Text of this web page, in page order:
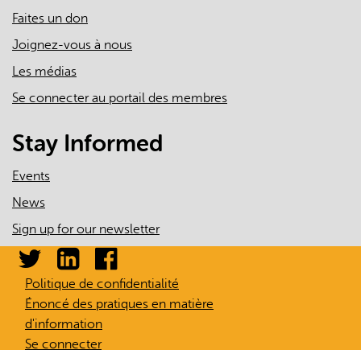
Faites un don
Joignez-vous à nous
Les médias
Se connecter au portail des membres
Stay Informed
Events
News
Sign up for our newsletter
Politique de confidentialité
Énoncé des pratiques en matière
d'information
Se connecter